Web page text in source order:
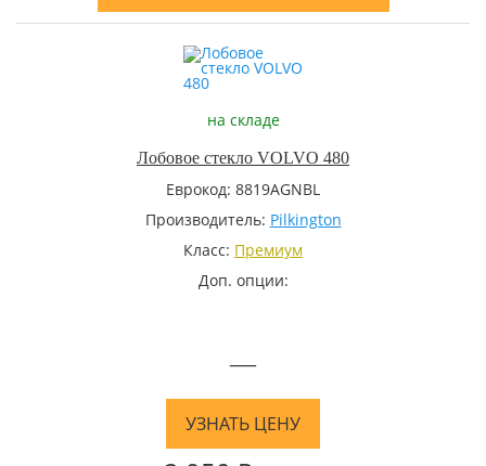
на складе
Лобовое стекло VOLVO 480
Еврокод: 8819AGNBL
Производитель: Pilkington
Класс: Премиум
Доп. опции:
—
УЗНАТЬ ЦЕНУ